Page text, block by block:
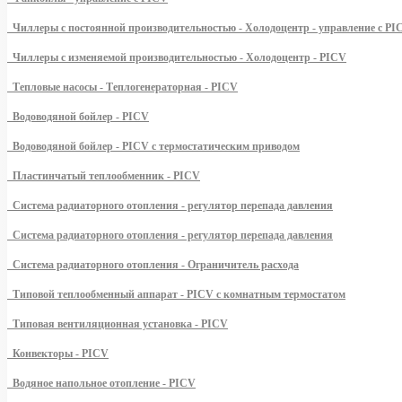
Чиллеры с постоянной производительностью - Холодоцентр - управление с
Чиллеры с изменяемой производительностью - Холодоцентр - PICV
Тепловые насосы - Теплогенераторная - PICV
Водоводяной бойлер - PICV
Водоводяной бойлер - PICV с термостатическим приводом
Пластинчатый теплообменник - PICV
Система радиаторного отопления - регулятор перепада давления
Система радиаторного отопления - регулятор перепада давления
Система радиаторного отопления - Ограничитель расхода
Типовой теплообменный аппарат - PICV с комнатным термостатом
Типовая вентиляционная установка - PICV
Конвекторы - PICV
Водяное напольное отопление - PICV